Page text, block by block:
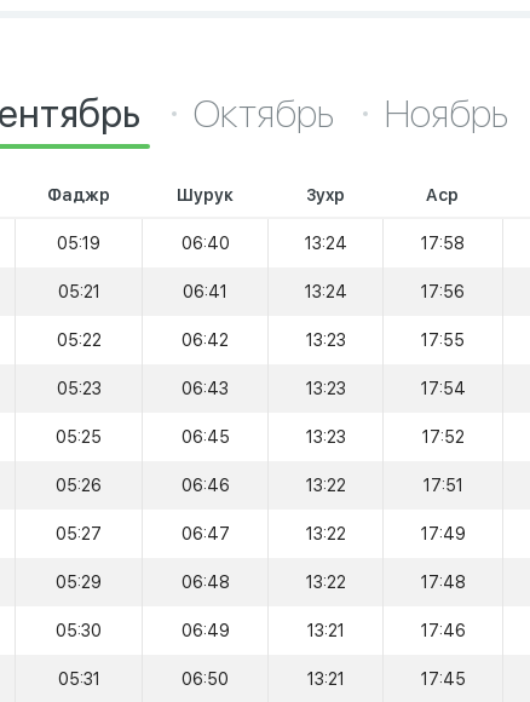
Октябрь Ноябрь
Фаджр Шурук Зухр Аср
05:19 06:40 13:24 17:58
05:21 06:41 13:24 17:56
05:22 06:42 13:23 17:55
05:23 06:43 13:23 17:54
05:25 06:45 13:23 17:52
05:26 06:46 13:22 17:51
05:27 06:47 13:22 17:49
05:29 06:48 13:22 17:48
05:30 06:49 13:21 17:46
05:31 06:50 13:21 17:45